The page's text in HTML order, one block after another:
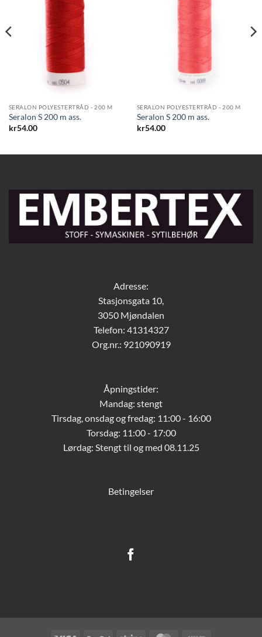
SERALON POLYESTERTRÅD - 200 M
Seralon S 200 m ass.
kr54.00
SERALON POLYESTERTRÅD - 200 M
Seralon S 200 m ass.
kr54.00
Adresse:
Stasjonsgata 10,
3050 Mjøndalen
Telefon: 41314327
Org.nr.: 921090919
Åpningstider:
Mandag: stengt
Tirsdag, onsdag og fredag: 11:00 - 16:00
Torsdag: 11:00 - 17:00
Lørdag: Stengt til og med 08.11.25
Betingelser